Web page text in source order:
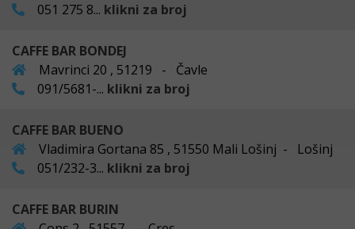
051 275 8... klikni za broj
CAFFE BAR BONDEJ
Mavrinci 20 , 51219 - Čavle
091/5681-... klikni za broj
CAFFE BAR BUENO
Vladimira Gortana 85 , 51550 Mali Lošinj - Lošinj
051/232-3... klikni za broj
CAFFE BAR BURIN